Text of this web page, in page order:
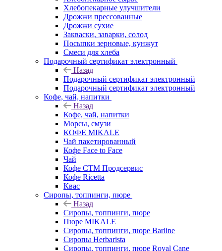
Хлебопекарные улучшители
Дрожжи прессованные
Дрожжи сухие
Закваски, заварки, солод
Посыпки зерновые, кунжут
Смеси для хлеба
Подарочный сертификат электронный
Назад
Подарочный сертификат электронный
Подарочный сертификат электронный
Кофе, чай, напитки
Назад
Кофе, чай, напитки
Морсы, смузи
КОФЕ MIKALE
Чай пакетированный
Кофе Face to Face
Чай
Кофе СТМ Продсервис
Кофе Ricetta
Квас
Сиропы, топпинги, пюре
Назад
Сиропы, топпинги, пюре
Пюре MIKALE
Сиропы, топпинги, пюре Barline
Сиропы Herbarista
Сиропы, топпинги, пюре Royal Cane